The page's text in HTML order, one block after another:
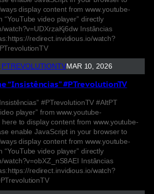
display content from www.youtube-
“YouTube video player” directly
watch?v=UDXrzaKj6dw Instâncias
redirect.invidious.io/watch?
PTREVOLUTIONTVMAR 10, 2026
“Insistências” #PTrevolutionTV
#PTrevolutionTV #AltPT
player” from www.youtube-
to display content from www.youtube-
enable JavaScript in your browser to
display content from www.youtube-
“YouTube video player” directly
watch?v=obXZ_nS8AEI Instâncias
redirect.invidious.io/watch?